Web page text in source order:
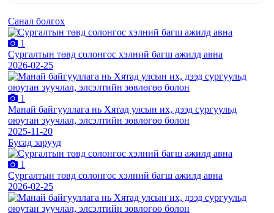
Санал болгох
1
Сургалтын төвд солонгос хэлний багш ажилд авна
2026-02-25
1
Манай байгууллага нь Хятад улсын их, дээд сургуульд
оюутан зуучлал, элсэлтийн зөвлөгөө болон
2025-11-20
Бусад зарууд
1
Сургалтын төвд солонгос хэлний багш ажилд авна
2026-02-25